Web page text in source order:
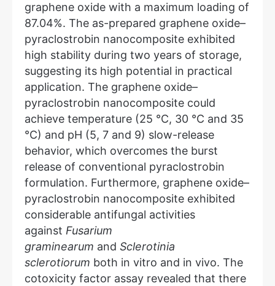
graphene oxide with a maximum loading of
87.04%. The as-prepared graphene oxide–
pyraclostrobin nanocomposite exhibited
high stability during two years of storage,
suggesting its high potential in practical
application. The graphene oxide–
pyraclostrobin nanocomposite could
achieve temperature (25 °C, 30 °C and 35
°C) and pH (5, 7 and 9) slow-release
behavior, which overcomes the burst
release of conventional pyraclostrobin
formulation. Furthermore, graphene oxide–
pyraclostrobin nanocomposite exhibited
considerable antifungal activities
against Fusarium
graminearum and Sclerotinia
sclerotiorum both in vitro and in vivo. The
cotoxicity factor assay revealed that there